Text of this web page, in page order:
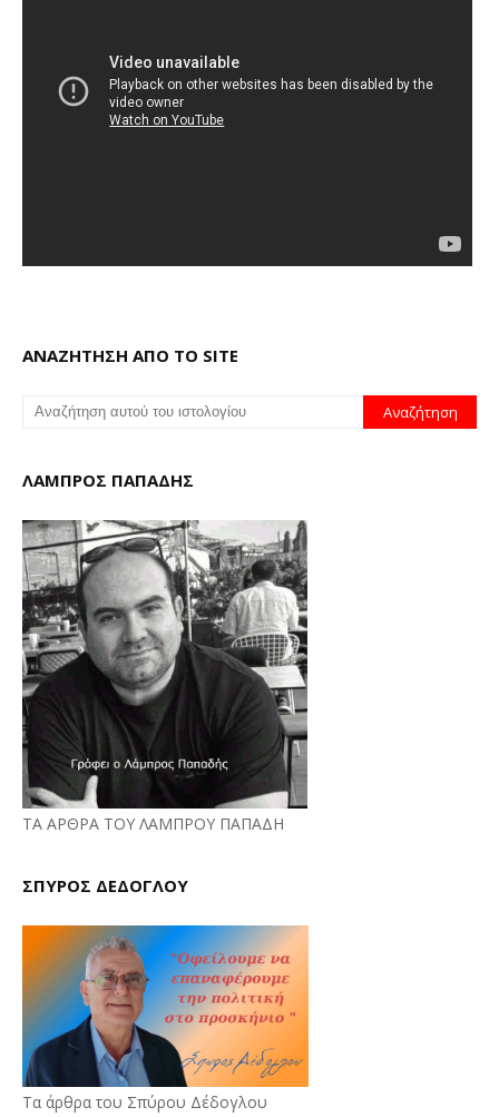
ΑΝΑΖΗΤΗΣΗ ΑΠΟ ΤΟ SITE
ΛΑΜΠΡΟΣ ΠΑΠΑΔΗΣ
ΤΑ ΑΡΘΡΑ ΤΟΥ ΛΑΜΠΡΟΥ ΠΑΠΑΔΗ
ΣΠΥΡΟΣ ΔΕΔΟΓΛΟΥ
Τα άρθρα του Σπύρου Δέδογλου